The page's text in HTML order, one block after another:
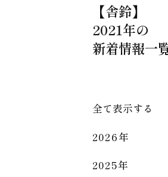
【舎鈴】
2021年の
新着情報一
全て表示する
2026年
2025年